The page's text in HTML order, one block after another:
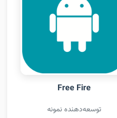
Free Fire
توسعه‌دهنده نمونه